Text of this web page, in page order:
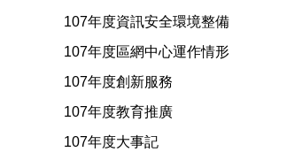
107年度資訊安全環境整備
107年度區網中心運作情形
107年度創新服務
107年度教育推廣
107年度大事記